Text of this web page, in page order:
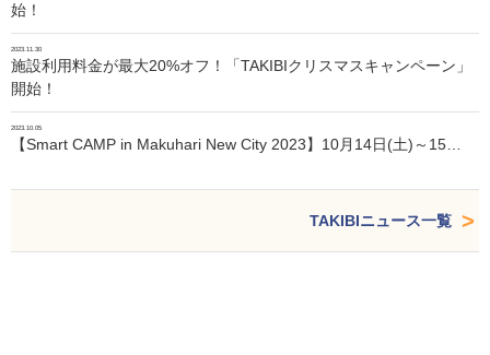
始！
2023.11.30
施設利用料金が最大20%オフ！「TAKIBIクリスマスキャンペーン」
開始！
2023.10.05
【Smart CAMP in Makuhari New City 2023】10月14日(土)～15…
TAKIBIニュース一覧